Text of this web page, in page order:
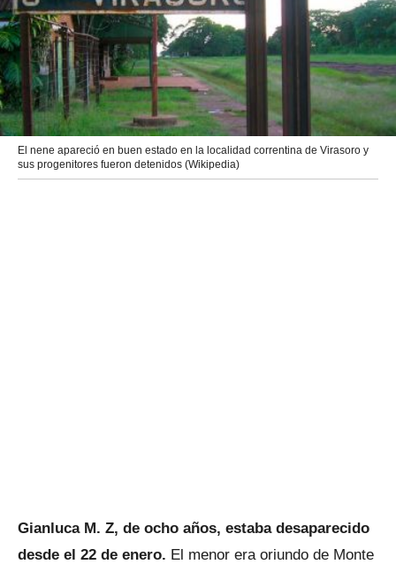
El nene apareció en buen estado en la localidad correntina de Virasoro y
sus progenitores fueron detenidos (Wikipedia)
Gianluca M. Z, de ocho años, estaba desaparecido
desde el 22 de enero. El menor era oriundo de Monte